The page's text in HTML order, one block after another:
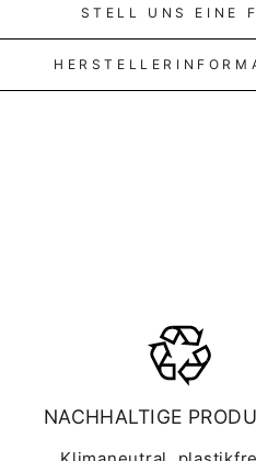
STELL UNS EINE
NACHHALTIGE